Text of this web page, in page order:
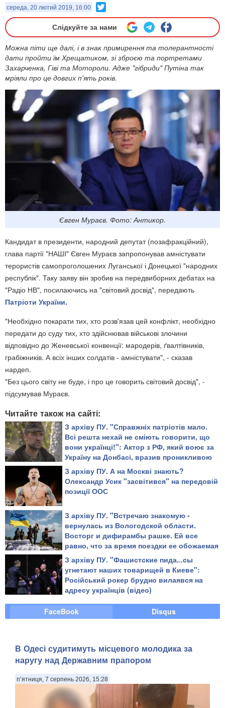
середа, 20 лютий 2019, 16:00
Слідкуйте за нами
Можна піти ще далі, і в знак примирення та толерантності
дати пройти їм Хрещатиком, зі зброєю та портретами
Захарченка, Гіві та Мотороли. Адже "гібриди" Путіна так
мріяли про це довгих п'ять років.
Євген Мураєв. Фото: Антикор.
Кандидат в президенти, народний депутат (позафракційний),
глава партії "НАШІ" Євген Мураєв запропонував амністувати
терористів самопроголошених Луганської і Донецької "народних
республік". Таку заяву він зробив на передвиборних дебатах на
"Радіо НВ", посилаючись на "світовий досвід", передають
Патріоти України.
"Необхідно покарати тих, хто розв'язав цей конфлікт, необхідно
передати до суду тих, хто здійснював військові злочини
відповідно до Женевської конвенції: мародерів, ґвалтівників,
грабіжників. А всіх інших солдатів - амністувати", - сказав
нардеп.
"Без цього світу не буде, і про це говорить світовий досвід", -
підсумував Мураєв.
Читайте також на сайті:
З архіву ПУ. "Справжніх патріотів мало.
Всі решта нехай не сміють говорити, що
вони українці!": Актор з РФ, який воює за
Україну на Донбасі, вразив проникливою
промовою
З архіву ПУ. А на Москві знають?
Олександр Усик "засвітився" на передовій
позиції ООС
З архіву ПУ. "Встречаю знакомую -
вернулась из Вологодской области.
Восторг и дифирамбы рашке. Ей все
равно, что за время поездки ее обожаемая
страна убила десяток ребят в той стране,
где она живет", - блогер
З архіву ПУ. "Фашистские пида...сы
угнетают наших товарищей в Киеве":
Російський рокер брудно вилаявся на
адресу українців (відео)
FaceBook Disqus
В Одесі судитимуть місцевого молодика за
наругу над Державним прапором
п’ятниця, 7 серпень 2026, 15:28